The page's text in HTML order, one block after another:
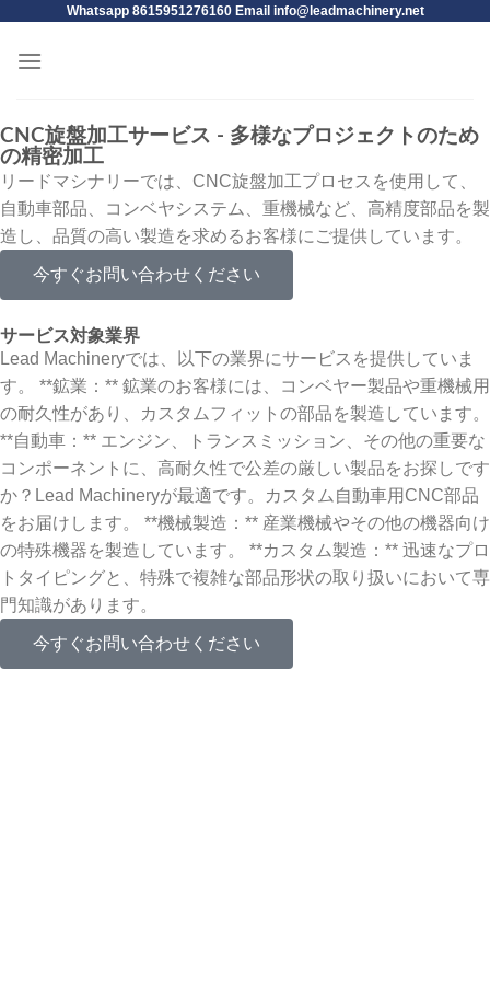
Whatsapp 8615951276160 Email info@leadmachinery.net
CNC旋盤加工サービス - 多様なプロジェクトのため
の精密加工
リードマシナリーでは、CNC旋盤加工プロセスを使用して、
自動車部品、コンベヤシステム、重機械など、高精度部品を製
造し、品質の高い製造を求めるお客様にご提供しています。
今すぐお問い合わせください
サービス対象業界
Lead Machineryでは、以下の業界にサービスを提供していま
す。 **鉱業：** 鉱業のお客様には、コンベヤー製品や重機械用
の耐久性があり、カスタムフィットの部品を製造しています。
**自動車：** エンジン、トランスミッション、その他の重要な
コンポーネントに、高耐久性で公差の厳しい製品をお探しです
か？Lead Machineryが最適です。カスタム自動車用CNC部品
をお届けします。 **機械製造：** 産業機械やその他の機器向け
の特殊機器を製造しています。 **カスタム製造：** 迅速なプロ
トタイピングと、特殊で複雑な部品形状の取り扱いにおいて専
門知識があります。
今すぐお問い合わせください